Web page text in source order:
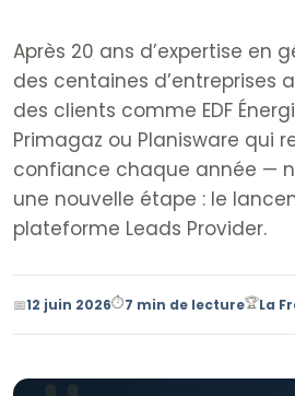
Après 20 ans d’expertise en
des centaines d’entreprises
des clients comme EDF
Primagaz ou Planisware qui
confiance chaque année —
une nouvelle étape : le
plateforme Leads Provider.
📅12 juin 2026⏱️7 min de lecture🏆La